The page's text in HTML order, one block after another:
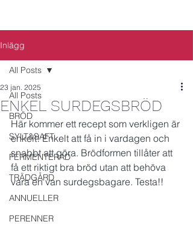
Inlägg
All Posts
BRÖD
SYLT&SAFT
FERMENTERAD
TRÄDGÅRD
ANNUELLER
PERENNER
All Posts
ENKEL SURDEGSBRÖD
23 jan. 2025
Här kommer ett recept som verkligen är
enkelt! Enkelt att få in i vardagen och
snabbt att göra. Brödformen tillåter att
få ett riktigt bra bröd utan att behöva
vara en van surdegsbagare. Testa!!